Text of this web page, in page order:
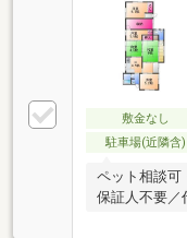
敷金なし
駐車場(近隣含)
ペット相談可
保証人不要／